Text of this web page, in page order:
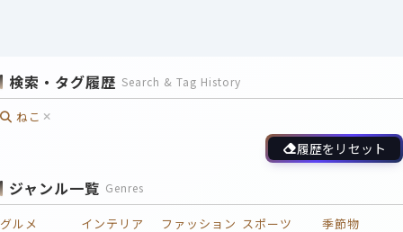
検索・タグ履歴 Search & Tag History
ねこ
履歴をリセット
ジャンル一覧 Genres
グルメ インテリア ファッション スポーツ 季節物